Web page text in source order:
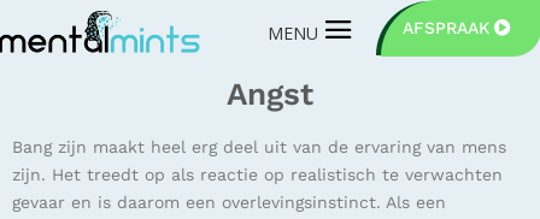
AFSPRAAK
Angst
Bang zijn maakt heel erg deel uit van de ervaring van mens
zijn. Het treedt op als reactie op realistisch te verwachten
gevaar en is daarom een overlevingsinstinct. Als een